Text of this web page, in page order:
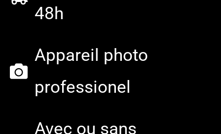
48h
Appareil photo
professionel
Avec ou sans